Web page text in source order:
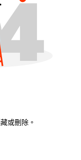
或刪除。